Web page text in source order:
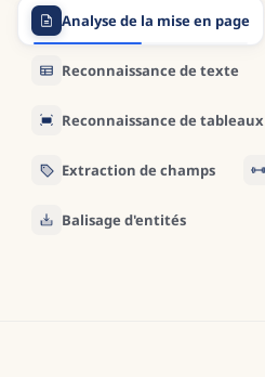
8Indeed I thought Id run my race
Good Care Im sure was of me taken
10But indeed I was much shaken
Analyse de la mise en page
Reconnaissance de texte
Reconnaissance de tableaux
Extraction de champs
Balisage d'entités